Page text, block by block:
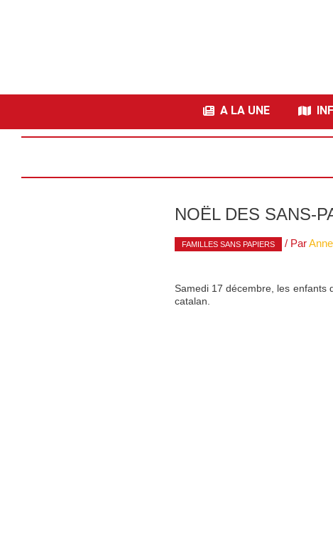
A LA UNE
NOËL DES SANS-
FAMILLES SANS PAPIERS / Par
Samedi 17 décembre, les enfants
catalan.